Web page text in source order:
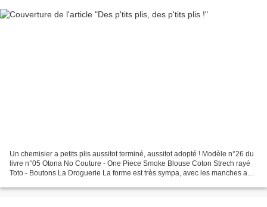
Un chemisier a petits plis aussitot terminé, aussitot adopté ! Modèle n°26 du
livre n°05 Otona No Couture - One Piece Smoke Blouse Coton Strech rayé
Toto - Boutons La Droguerie La forme est très sympa, avec les manches au